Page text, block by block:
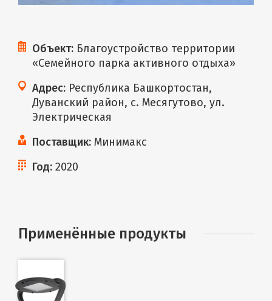
Объект: Благоустройство территории
«Семейного парка активного отдыха»
Адрес: Республика Башкортостан,
Дуванский район, с. Месягутово, ул.
Электрическая
Поставщик: Минимакс
Год: 2020
Применённые продукты